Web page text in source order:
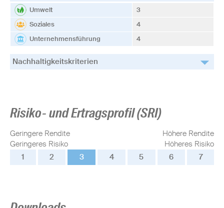
Umwelt
3
Soziales
4
Unternehmensführung
4
Nachhaltigkeitskriterien
Risiko- und Ertragsprofil (SRI)
Geringere Rendite
Geringeres Risiko
Höhere Rendite
Höheres Risiko
1
2 3 4 5 6 7